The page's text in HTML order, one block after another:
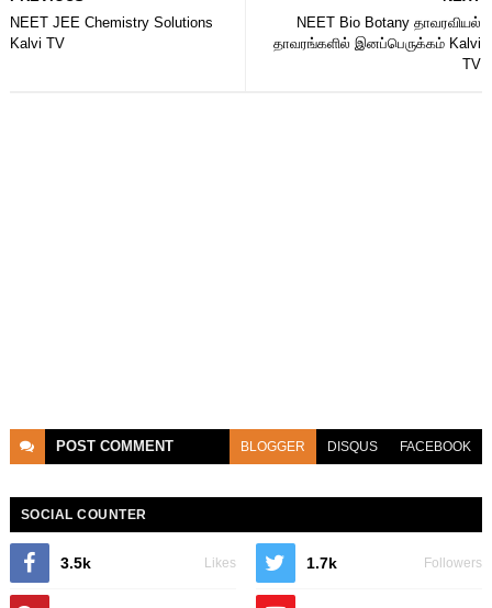
NEET Bio Botany தாவரவியல்
தாவரங்களில் இனப்பெருக்கம் Kalvi
TV
NEET JEE Chemistry Solutions
Kalvi TV
POST COMMENT BLOGGER DISQUS FACEBOOK
SOCIAL COUNTER
3.5k Likes 1.7k Followers